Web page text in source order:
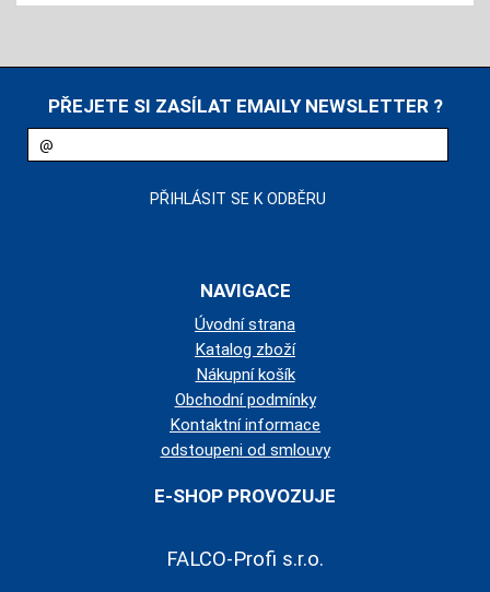
PŘEJETE SI ZASÍLAT EMAILY NEWSLETTER ?
NAVIGACE
Úvodní strana
Katalog zboží
Nákupní košík
Obchodní podmínky
Kontaktní informace
odstoupeni od smlouvy
E-SHOP PROVOZUJE
FALCO-Profi s.r.o.